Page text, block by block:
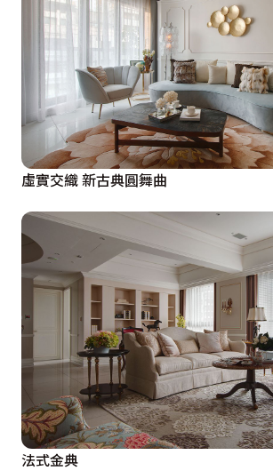
虛實交織 新古典圓舞曲
法式金典